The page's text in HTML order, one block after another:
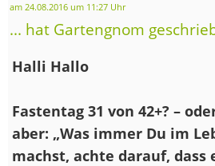
am 24.08.2016 um 11:27 Uhr
... hat Gartengnom
Halli Hallo
Fastentag 31 von 42+? –
aber: „Was immer Du im
machst, achte darauf, dass